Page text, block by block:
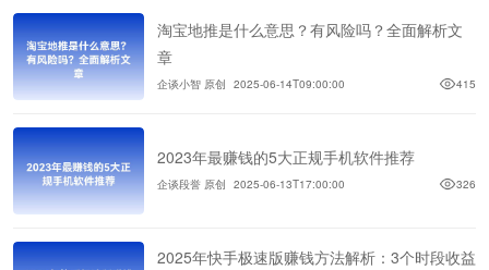
淘宝地推是什么意思？有风险吗？全面解析文
章
企谈小智 原创 2025-06-14T09:00:00 415
2023年最赚钱的5大正规手机软件推荐
企谈段誉 原创 2025-06-13T17:00:00 326
2025年快手极速版赚钱方法解析：3个时段收益